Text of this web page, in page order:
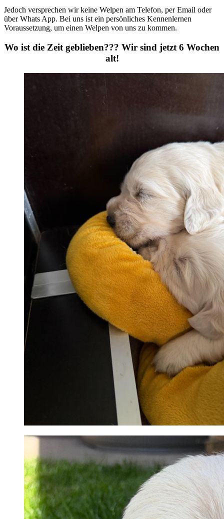
Jedoch versprechen wir keine Welpen am Telefon, per Email oder
über Whats App. Bei uns ist ein persönliches Kennenlernen
Voraussetzung, um einen Welpen von uns zu kommen.
Wo ist die Zeit geblieben??? Wir sind jetzt 6 Wochen
alt!